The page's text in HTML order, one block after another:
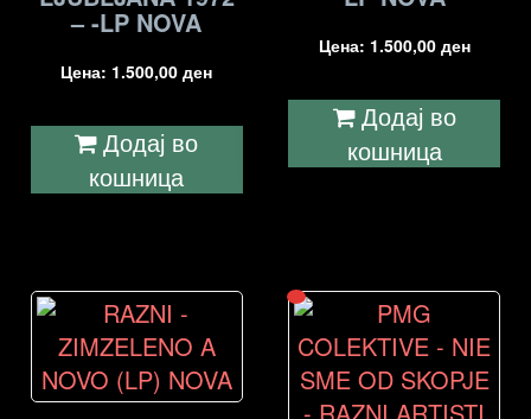
– -LP NOVA
Цена: 1.500,00ден
Додај во
кошница
Цена: 1.500,00 ден
Додај во
кошница